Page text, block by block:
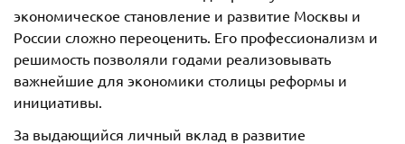
экономическое становление и развитие Москвы и
России сложно переоценить. Его профессионализм и
решимость позволяли годами реализовывать
важнейшие для экономики столицы реформы и
инициативы.
За выдающийся личный вклад в развитие